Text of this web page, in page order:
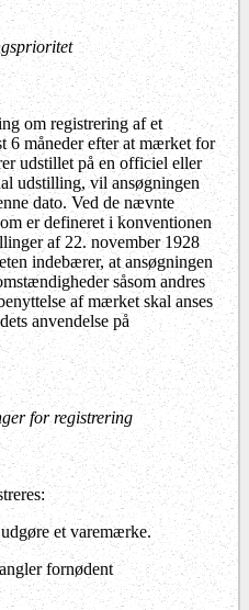
om registrering af et
6 måneder efter at mærket for
udstillet på en officiel eller
udstilling, vil ansøgningen
dato. Ved de nævnte
er defineret i konventionen
af 22. november 1928
indebærer, at ansøgningen
såsom andres
af mærket skal anses
anvendelse på
for registrering
et varemærke.
fornødent